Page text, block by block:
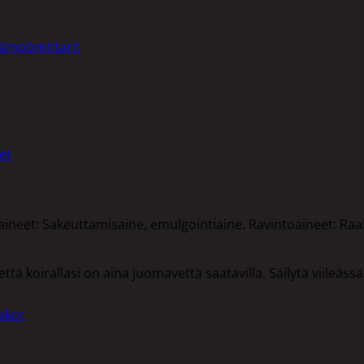
Sakeuttamisaine, emulgointiaine. Ravintoaineet:
koirallasi on aina juomavettä saatavilla. Säilytä